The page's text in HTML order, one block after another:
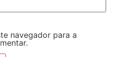
navegador para a